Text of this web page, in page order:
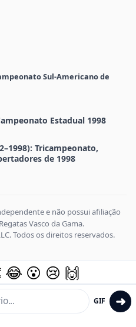
Sul-Americano de
Estadual 1998
Tricampeonato,
de 1998
e não possui afiliação
Vasco da Gama.
Todos os direitos reservados.
GIF ➜
😂 😮 😢 🙌